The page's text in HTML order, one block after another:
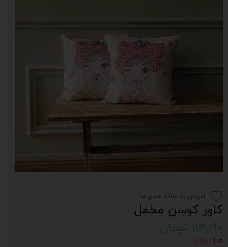
کاور کوسن مخمل
۱۱۳,۱۹۰ تومان
Only ۱ left
افزودن به علاقه مندی ها